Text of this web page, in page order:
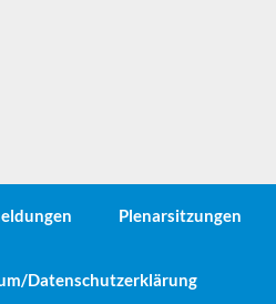
Plenarsitzungen
Datenschutzerklärung